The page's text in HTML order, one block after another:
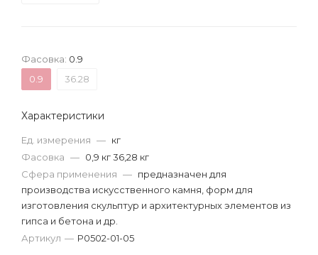
Фасовка: 0.9
0.9
36.28
Характеристики
Ед. измерения — кг
Фасовка — 0,9 кг 36,28 кг
Сфера применения — предназначен для
производства искусственного камня, форм для
изготовления скульптур и архитектурных элементов из
гипса и бетона и др.
Артикул — P0502-01-05